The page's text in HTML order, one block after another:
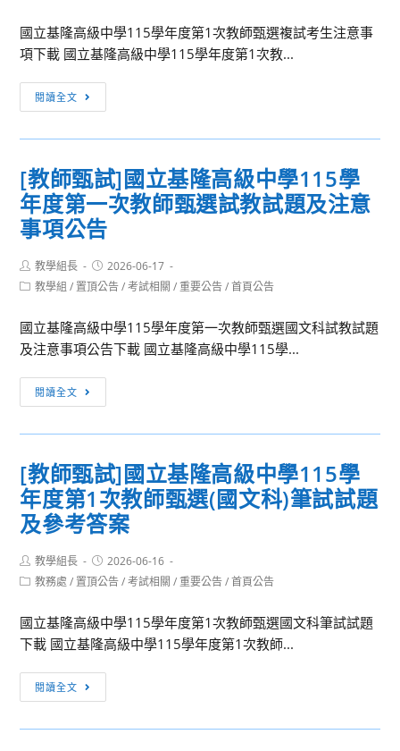
期
高
末
日
程
表
範
圍
國立基隆高級中學115學年度第1次教師甄選複試考生注意事
項下載 國立基隆高級中學115學年度第1次教...
閱讀全文
師
甄
國
立
高
級
學
115
第
次
教
師
選
複
考
生
注
[教師甄試]國立基隆高級中學115學
年度第一次教師甄選試教試題及注意
事項公告
Post
author:
教學組長
Post
published:
2026-06-17
Post教學組 / 置頂公告 / 考試相關 / 重要公告 / 首頁公告
國立基隆高級中學115學年度第一次教師甄選國文科試教試題
及注意事項公告下載 國立基隆高級中學115學...
閱讀全文
師
甄
國
立
基
隆
高
級
學
115
第
[教師甄試]國立基隆高級中學115學
年度第1次教師甄選(國文科)筆試試題
及參考答案
Post
author:
教學組長
Post
published:
2026-06-16
Post教務處 / 置頂公告 / 考試相關 / 重要公告 / 首頁公告
國立基隆高級中學115學年度第1次教師甄選國文科筆試試題
下載 國立基隆高級中學115學年度第1次教師...
閱讀全文
師
甄